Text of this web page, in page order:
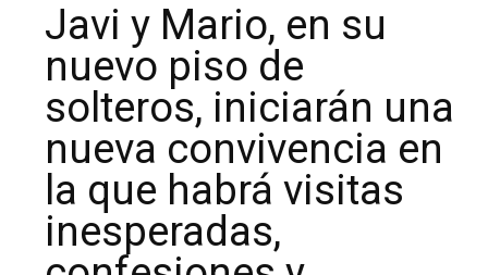
Javi y Mario, en su
nuevo piso de
solteros, iniciarán una
nueva convivencia en
la que habrá visitas
inesperadas,